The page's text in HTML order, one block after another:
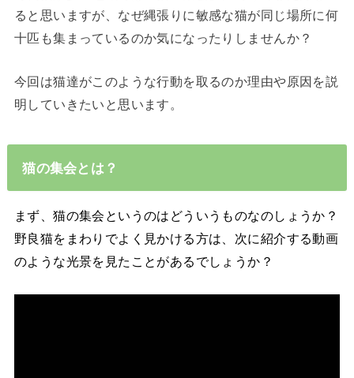
ると思いますが、なぜ縄張りに敏感な猫が同じ場所に何
十匹も集まっているのか気になったりしませんか？
今回は猫達がこのような行動を取るのか理由や原因を説
明していきたいと思います。
猫の集会とは？
まず、猫の集会というのはどういうものなのしょうか？
野良猫をまわりでよく見かける方は、次に紹介する動画
のような光景を見たことがあるでしょうか？